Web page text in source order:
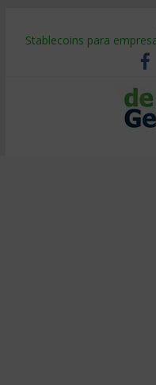
Stablecoins para
Despido silencioso: qué
IA en selección de
Trabajo forzoso en la
Mercado hispano de